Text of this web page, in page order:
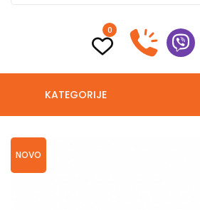
0
KATEGORIJE
NOVO